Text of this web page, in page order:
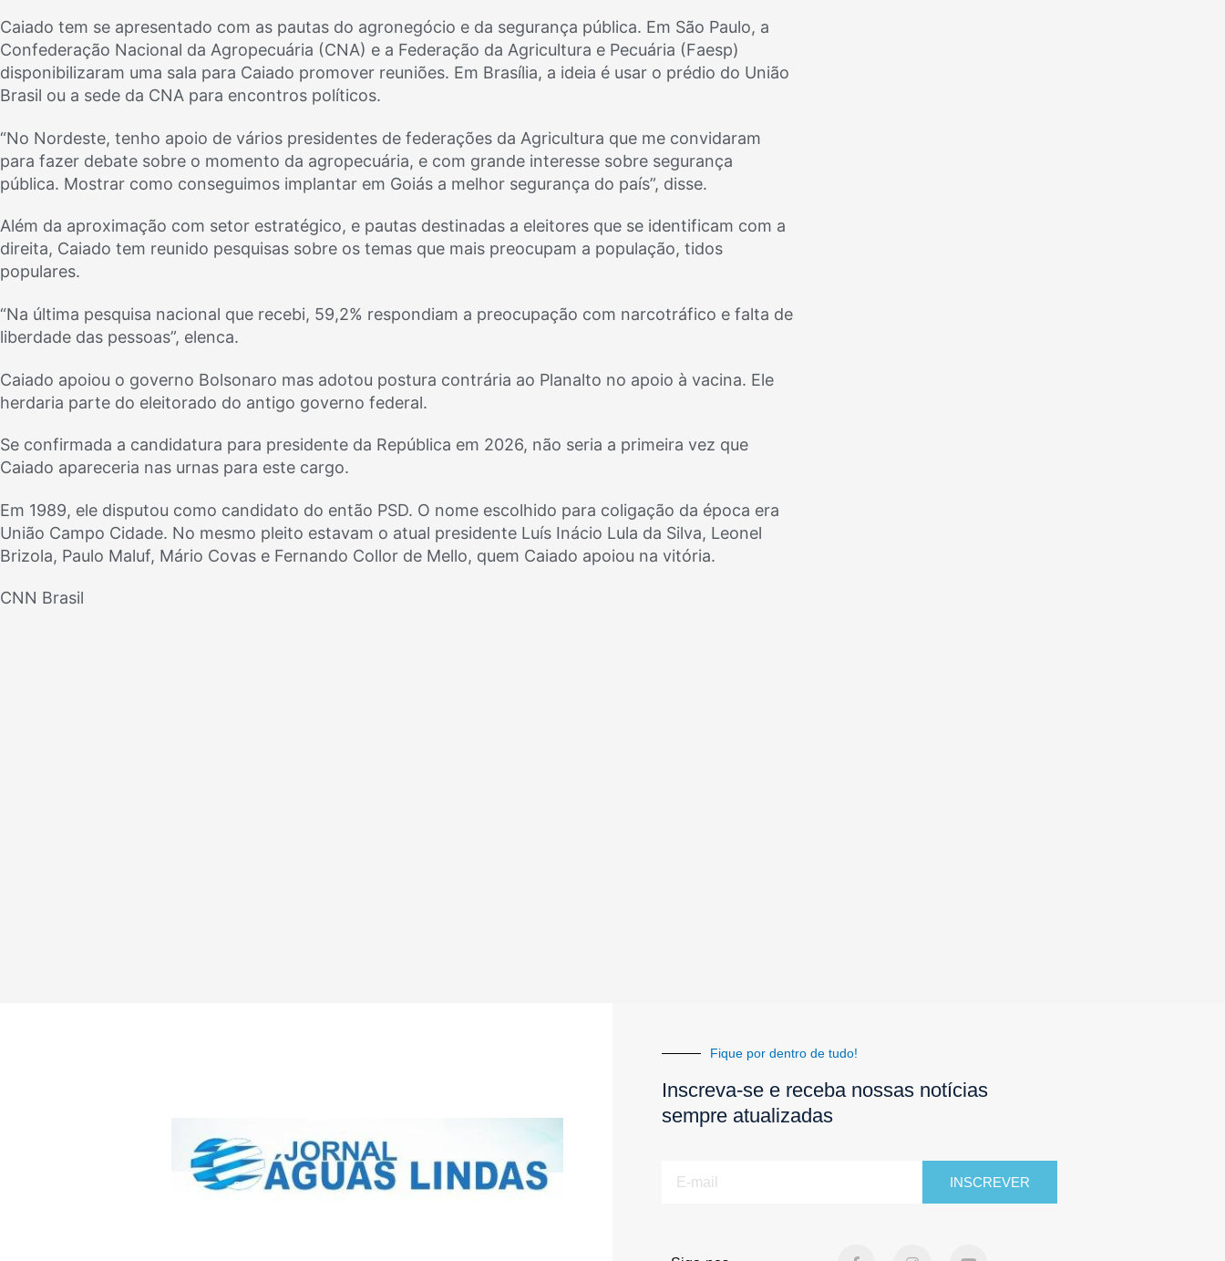
Caiado tem se apresentado com as pautas do agronegócio e da segurança pública. Em São Paulo, a
Confederação Nacional da Agropecuária (CNA) e a Federação da Agricultura e Pecuária (Faesp)
disponibilizaram uma sala para Caiado promover reuniões. Em Brasília, a ideia é usar o prédio do União
Brasil ou a sede da CNA para encontros políticos.
“No Nordeste, tenho apoio de vários presidentes de federações da Agricultura que me convidaram
para fazer debate sobre o momento da agropecuária, e com grande interesse sobre segurança
pública. Mostrar como conseguimos implantar em Goiás a melhor segurança do país”, disse.
Além da aproximação com setor estratégico, e pautas destinadas a eleitores que se identificam com a
direita, Caiado tem reunido pesquisas sobre os temas que mais preocupam a população, tidos
populares.
“Na última pesquisa nacional que recebi, 59,2% respondiam a preocupação com narcotráfico e falta de
liberdade das pessoas”, elenca.
Caiado apoiou o governo Bolsonaro mas adotou postura contrária ao Planalto no apoio à vacina. Ele
herdaria parte do eleitorado do antigo governo federal.
Se confirmada a candidatura para presidente da República em 2026, não seria a primeira vez que
Caiado apareceria nas urnas para este cargo.
Em 1989, ele disputou como candidato do então PSD. O nome escolhido para coligação da época era
União Campo Cidade. No mesmo pleito estavam o atual presidente Luís Inácio Lula da Silva, Leonel
Brizola, Paulo Maluf, Mário Covas e Fernando Collor de Mello, quem Caiado apoiou na vitória.
CNN Brasil
Fique por dentro de tudo!
Inscreva-se e receba nossas notícias
sempre atualizadas
INSCREVER